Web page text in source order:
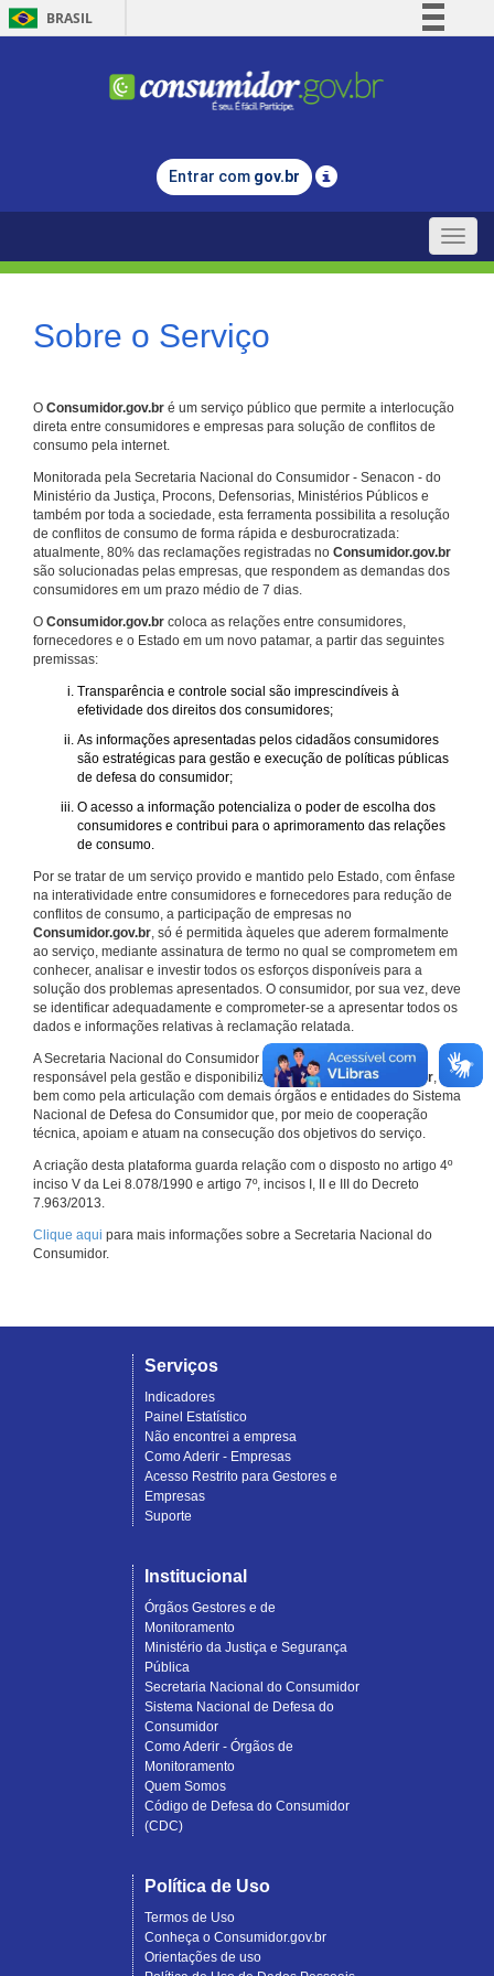
BRASIL
Comunica BR
Legislação
Entrar com gov.br
Toggle
Sobre o Serviço
O Consumidor.gov.br é um serviço público que permite a interlocução
direta entre consumidores e empresas para solução de conflitos de
consumo pela internet.
Monitorada pela Secretaria Nacional do Consumidor - Senacon - do
Ministério da Justiça, Procons, Defensorias, Ministérios Públicos e
também por toda a sociedade, esta ferramenta possibilita a resolução
de conflitos de consumo de forma rápida e desburocratizada:
atualmente, 80% das reclamações registradas no Consumidor.gov.br
são solucionadas pelas empresas, que respondem as demandas dos
consumidores em um prazo médio de 7 dias.
O Consumidor.gov.br coloca as relações entre consumidores,
fornecedores e o Estado em um novo patamar, a partir das seguintes
premissas:
Transparência e controle social são imprescindíveis à
efetividade dos direitos dos consumidores;
As informações apresentadas pelos cidadãos consumidores
são estratégicas para gestão e execução de políticas públicas
de defesa do consumidor;
O acesso a informação potencializa o poder de escolha dos
consumidores e contribui para o aprimoramento das relações
de consumo.
Por se tratar de um serviço provido e mantido pelo Estado, com ênfase
na interatividade entre consumidores e fornecedores para redução de
conflitos de consumo, a participação de empresas no
Consumidor.gov.br, só é permitida àqueles que aderem formalmente
ao serviço, mediante assinatura de termo no qual se comprometem em
conhecer, analisar e investir todos os esforços disponíveis para a
solução dos problemas apresentados. O consumidor, por sua vez, deve
se identificar adequadamente e comprometer-se a apresentar todos os
dados e informações relativas à reclamação relatada.
A Secretaria Nacional do Consumidor do Ministério da Justiça é a
responsável pela gestão e disponibilização doConsumidor.gov.br,
bem como pela articulação com demais órgãos e entidades do Sistema
Nacional de Defesa do Consumidor que, por meio de cooperação
técnica, apoiam e atuam na consecução dos objetivos do serviço.
A criação desta plataforma guarda relação com o disposto no artigo 4º
inciso V da Lei 8.078/1990 e artigo 7º, incisos I, II e III do Decreto
7.963/2013.
Clique aqui para mais informações sobre a Secretaria Nacional do
Consumidor.
Serviços
Indicadores
Painel Estatístico
Não encontrei a empresa
Como Aderir - Empresas
Acesso Restrito para Gestores e
Empresas
Suporte
Institucional
Órgãos Gestores e de
Monitoramento
Ministério da Justiça e Segurança
Pública
Secretaria Nacional do Consumidor
Sistema Nacional de Defesa do
Consumidor
Como Aderir - Órgãos de
Monitoramento
Quem Somos
Código de Defesa do Consumidor
(CDC)
Política de Uso
Termos de Uso
Conheça o Consumidor.gov.br
Orientações de uso